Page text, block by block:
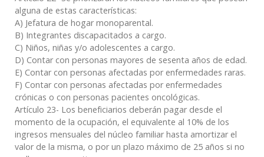
alguna de estas características:
A) Jefatura de hogar monoparental.
B) Integrantes discapacitados a cargo.
C) Niños, niñas y/o adolescentes a cargo.
D) Contar con personas mayores de sesenta años de edad.
E) Contar con personas afectadas por enfermedades raras.
F) Contar con personas afectadas por enfermedades
crónicas o con personas pacientes oncológicas.
Artículo 23- Los beneficiarios deberán pagar desde el
momento de la ocupación, el equivalente al 10% de los
ingresos mensuales del núcleo familiar hasta amortizar el
valor de la misma, o por un plazo máximo de 25 años si no